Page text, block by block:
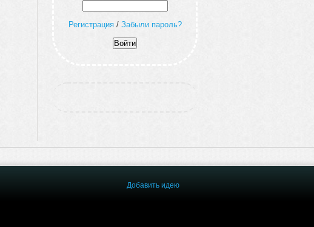
Регистрация/ Забыли пароль?
Добавить идею